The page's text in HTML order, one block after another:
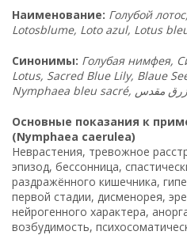
Наименование: Голубой
Lotosblume, Loto azul, Lotus
Синонимы: Голубая нимфея,
Lotus, Sacred Blue Lily, Blaue
Основные показания к
(Nymphaea caerulea)
Неврастения, тревожное
эпизод, бессонница,
раздражённого кишечника,
первой стадии, дисменорея,
нейрогенного характера,
возбудимость,